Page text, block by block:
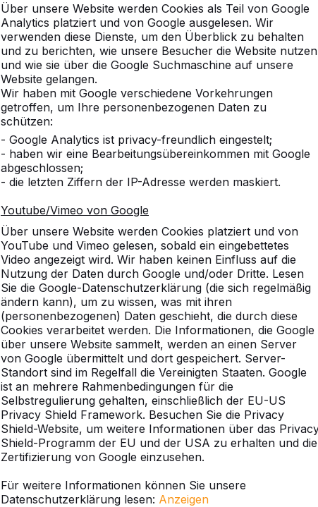
Über unsere Website werden Cookies als Teil von Google
Analytics platziert und von Google ausgelesen. Wir
verwenden diese Dienste, um den Überblick zu behalten
und zu berichten, wie unsere Besucher die Website nutzen
und wie sie über die Google Suchmaschine auf unsere
Website gelangen.
Wir haben mit Google verschiedene Vorkehrungen
getroffen, um Ihre personenbezogenen Daten zu
schützen:
- Google Analytics ist privacy-freundlich eingestelt;
- haben wir eine Bearbeitungsübereinkommen mit Google
abgeschlossen;
- die letzten Ziffern der IP-Adresse werden maskiert.
Youtube/Vimeo von Google
Über unsere Website werden Cookies platziert und von
YouTube und Vimeo gelesen, sobald ein eingebettetes
Video angezeigt wird. Wir haben keinen Einfluss auf die
Nutzung der Daten durch Google und/oder Dritte. Lesen
Sie die Google-Datenschutzerklärung (die sich regelmäßig
ändern kann), um zu wissen, was mit ihren
(personenbezogenen) Daten geschieht, die durch diese
Cookies verarbeitet werden. Die Informationen, die Google
über unsere Website sammelt, werden an einen Server
von Google übermittelt und dort gespeichert. Server-
Standort sind im Regelfall die Vereinigten Staaten. Google
ist an mehrere Rahmenbedingungen für die
Selbstregulierung gehalten, einschließlich der EU-US
Privacy Shield Framework. Besuchen Sie die Privacy
Shield-Website, um weitere Informationen über das
Shield-Programm der EU und der USA zu erhalten und die
Zertifizierung von Google einzusehen.
Für weitere Informationen können Sie unsere
Datenschutzerklärung lesen: Anzeigen